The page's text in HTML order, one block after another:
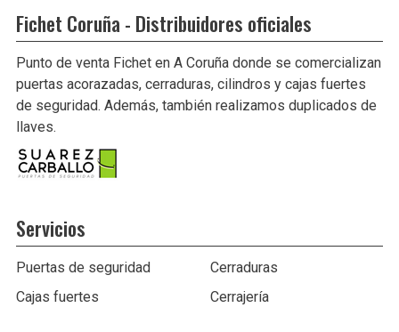
Fichet Coruña - Distribuidores oficiales
Punto de venta Fichet en A Coruña donde se comercializan
puertas acorazadas, cerraduras, cilindros y cajas fuertes
de seguridad. Además, también realizamos duplicados de
llaves.
Servicios
Puertas de seguridad
Cerraduras
Cajas fuertes
Cerrajería